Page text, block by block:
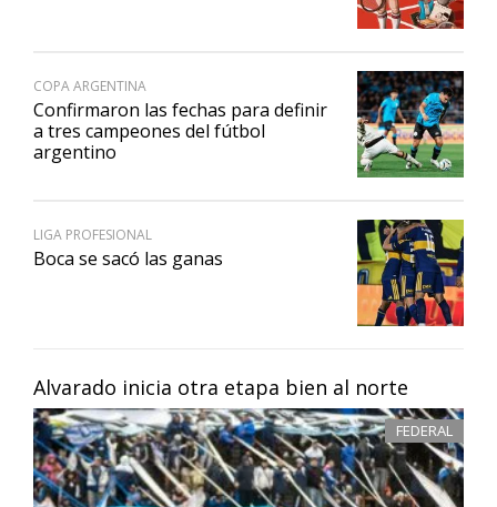
Alvarado inicia otra etapa bien al norte
FEDERAL
COPA ARGENTINA
Confirmaron las fechas para definir
a tres campeones del fútbol
argentino
LIGA PROFESIONAL
Boca se sacó las ganas